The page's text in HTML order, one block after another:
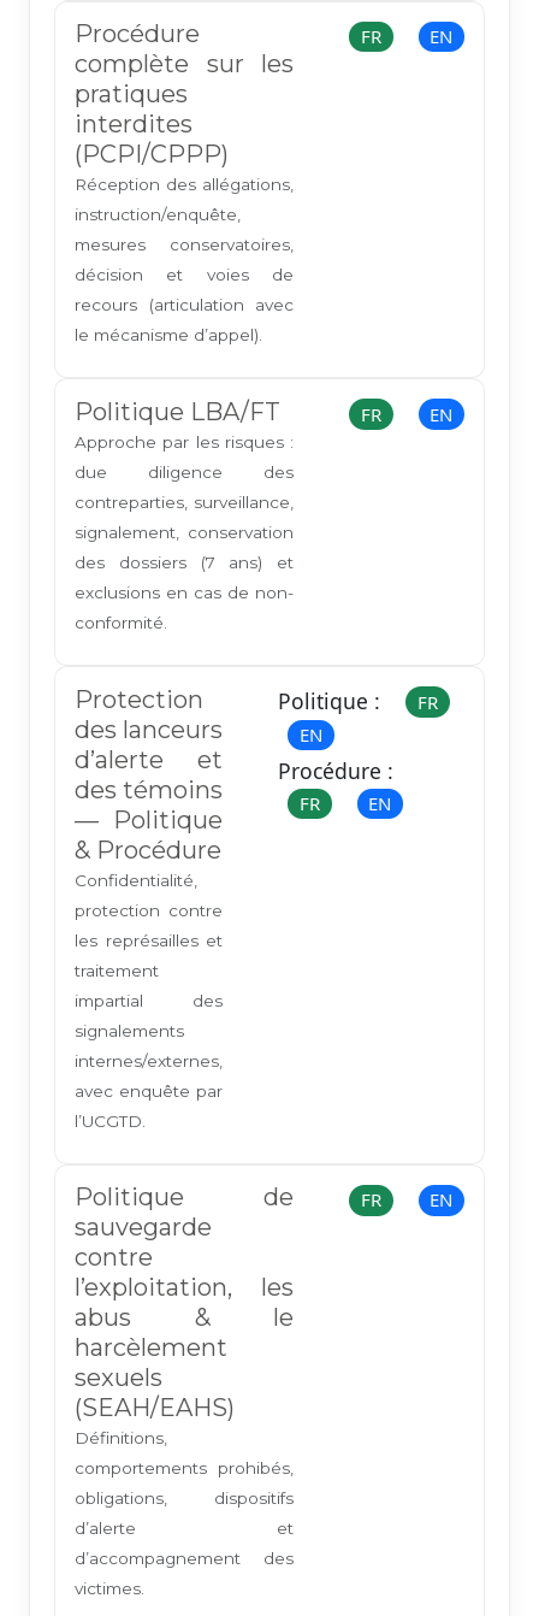
Procédure
complète sur les
pratiques
interdites
(PCPI/CPPP)
Réception des allégations,
instruction/enquête,
mesures conservatoires,
décision et voies de
recours (articulation avec
le mécanisme d’appel).
FR EN
Politique LBA/FT
Approche par les risques :
due diligence des
contreparties, surveillance,
signalement, conservation
des dossiers (7 ans) et
exclusions en cas de non-
conformité.
FR EN
Protection
des lanceurs
d’alerte et
des témoins
— Politique
& Procédure
Confidentialité,
protection contre
les représailles et
traitement
impartial des
signalements
internes/externes,
avec enquête par
l’UCGTD.
Politique :
FR
EN
Procédure :
FR EN
Politique de
sauvegarde
contre
l’exploitation, les
abus & le
harcèlement
sexuels
(SEAH/EAHS)
Définitions,
comportements prohibés,
obligations, dispositifs
d’alerte et
d’accompagnement des
victimes.
FR EN